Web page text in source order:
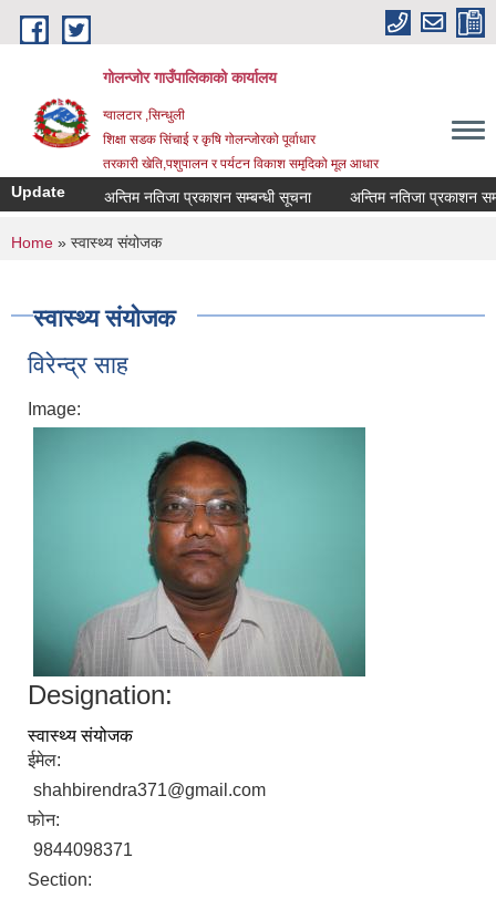
Skip to main content
गोलन्जोर गाउँपालिकाको कार्यालय
ग्वालटार ,सिन्धुली
शिक्षा सडक सिंचाई र कृषि गोलन्जोरको पूर्वाधार
तरकारी खेति,पशुपालन र पर्यटन विकाश समृदिको मूल आधार
Update अन्तिम नतिजा प्रकाशन सम्बन्धी सूचना अन्तिम नतिजा प्रकाशन
You are here
Home » स्वास्थ्य संयोजक
स्वास्थ्य संयोजक
विरेन्द्र साह
Image:
Designation:
स्वास्थ्य संयोजक
ईमेल:
shahbirendra371@gmail.com
फोन:
9844098371
Section: